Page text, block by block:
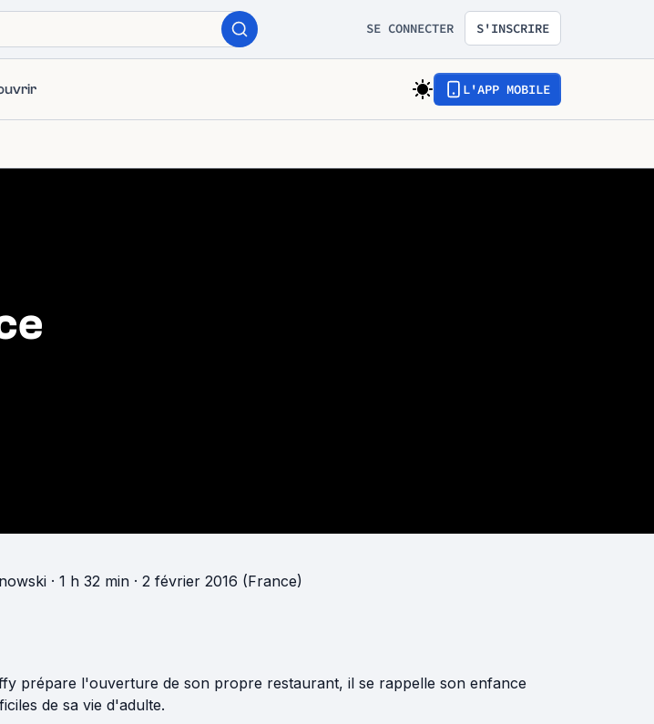
SE CONNECTER S'INSCRIRE
L'APP MOBILE
· 1 h 32 min · 2 février 2016 (France)
prépare l'ouverture de son propre restaurant, il se rappelle son enfance
de sa vie d'adulte.